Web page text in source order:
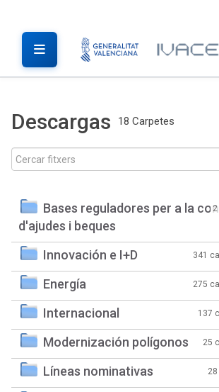
Descargas 18 Carpetes
Bases reguladores per a la
d'ajudes i beques
2
Innovación e I+D 341
Energía 275
Internacional 137
Modernización polígonos 25
Líneas nominativas